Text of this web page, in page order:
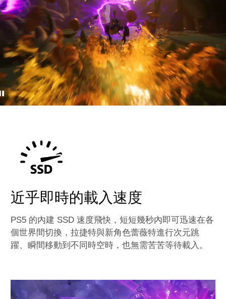
近乎即時的載入速度
PS5 的內建 SSD 速度飛快，短短幾秒內即可迅速在各
個世界間切換，拉捷特與新角色蕾薇特進行次元跳
躍、瞬間移動到不同時空時，也無需苦苦等待載入。